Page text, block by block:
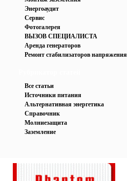
Энергоаудит
Сервис
Фотогалерея
ВЫЗОВ СПЕЦИАЛИСТА
Аренда генераторов
Ремонт стабилизаторов напряжения
Все статьи
Источники питания
Альтернативная энергетика
Справочник
Молниезащита
Заземление